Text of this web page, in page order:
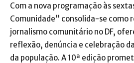
Com a nova programação às
Comunidade” consolida-se como
jornalismo comunitário no DF,
reflexão, denúncia e celebração
da população. A 10ª edição